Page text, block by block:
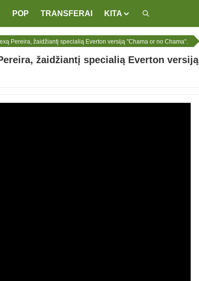
POP TRANSFERAI KITA
Pereira, žaidžiantį specialią Everton versiją "Chama or no Chama".
žaidžiantį specialią Everton versiją